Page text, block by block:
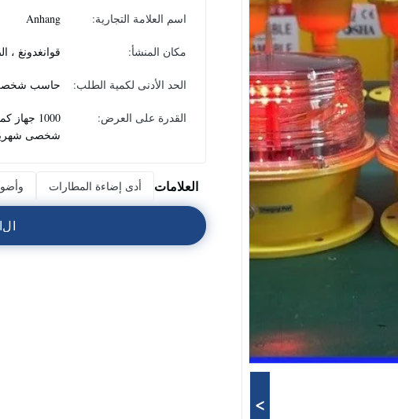
>
اسم العلامة التجارية: Anhang
مكان المنشأ: قوانغدونغ ،
الحد الأدنى لكمية الطلب: حاسب
القدرة على العرض:
1000 جهاز
شخصى
العلامات أدى إضاءة المطارات
الا